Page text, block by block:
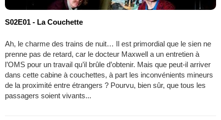
S02E01 - La Couchette
Ah, le charme des trains de nuit… Il est primordial que le sien ne
prenne pas de retard, car le docteur Maxwell a un entretien à
l’OMS pour un travail qu’il brûle d’obtenir. Mais que peut-il arriver
dans cette cabine à couchettes, à part les inconvénients mineurs
de la proximité entre étrangers ? Pourvu, bien sûr, que tous les
passagers soient vivants...